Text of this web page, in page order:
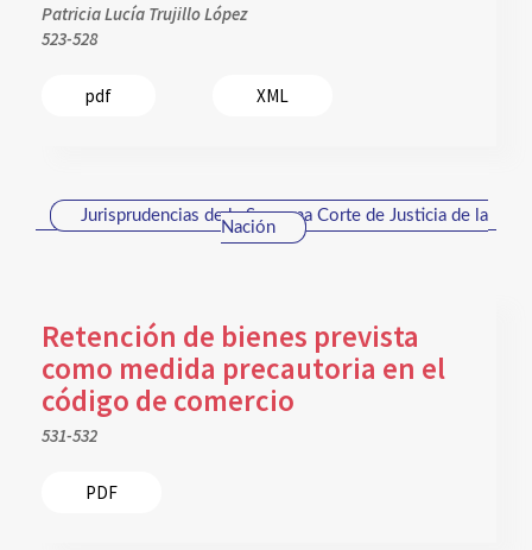
Patricia Lucía Trujillo López
523-528
pdf XML
Jurisprudencias de la Suprema Corte de Justicia de la
Nación
Retención de bienes prevista
como medida precautoria en el
código de comercio
531-532
PDF